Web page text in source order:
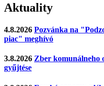
Aktuality
4.8.2026 Pozvánka na
piac" meghívó
3.8.2026 Zber komunálneho
gyűjtése